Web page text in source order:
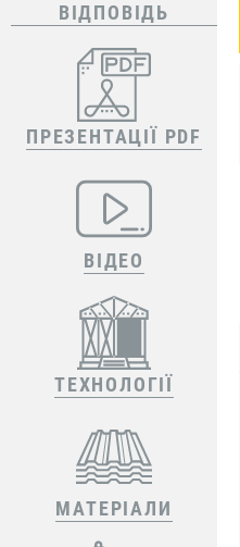
ВІДПОВІДЬ
ПРЕЗЕНТАЦІЇ PDF
ВІДЕО
ТЕХНОЛОГІЇ
МАТЕРІАЛИ